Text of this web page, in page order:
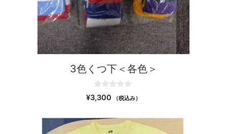
3色くつ下＜各色＞
0
o
o
f
¥3,300 （税込み）